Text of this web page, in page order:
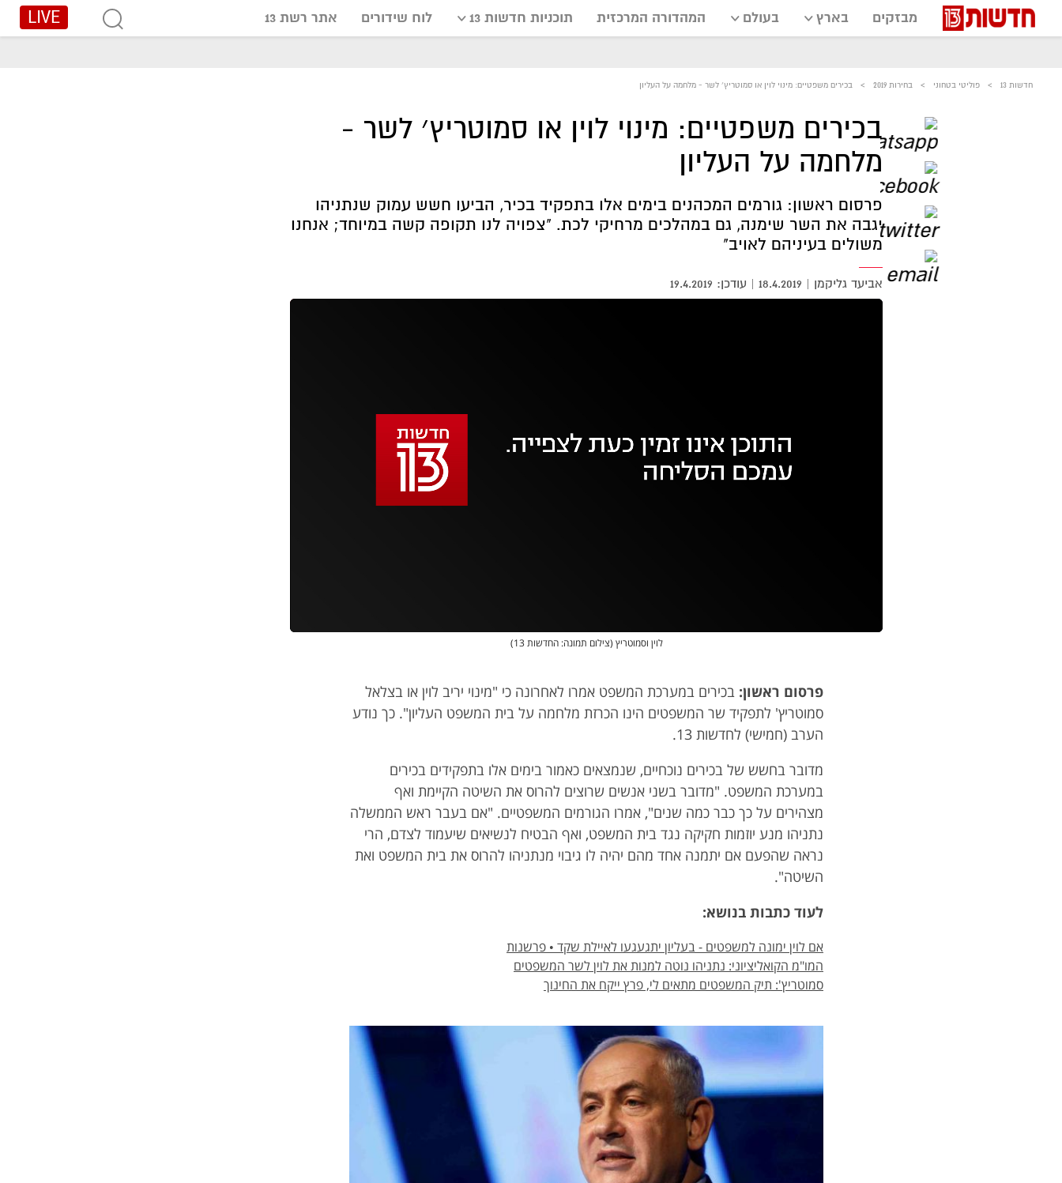
מבזקים בארץ בעולם המהדורה המרכזית תוכניות חדשות 13 לוח שידורים אתר רשת 13 LIVE
חדשות 13 פוליטי בטחוני בחירות 2019 בכירים משפטיים: מינוי לוין או סמוטריץ׳ לשר - מלחמה על העליון
בכירים משפטיים: מינוי לוין או סמוטריץ׳ לשר -
מלחמה על העליון
פרסום ראשון: גורמים המכהנים בימים אלו בתפקיד בכיר, הביעו חשש עמוק שנתניהו
יגבה את השר שימנה, גם במהלכים מרחיקי לכת. "צפויה לנו תקופה קשה במיוחד; אנחנו
משולים בעיניהם לאויב"
אביעד גליקמן |
18.4.2019
19.4.2019
אזור
אופס, משהו השתבש
לוין וסמוטריץ (צילום תמונה: החדשות 13)
פרסום ראשון: בכירים במערכת המשפט אמרו לאחרונה כי "מינוי יריב לוין או בצלאל
סמוטריץ' לתפקיד שר המשפטים הינו הכרזת מלחמה על בית המשפט העליון". כך נודע
הערב (חמישי) לחדשות 13.
מדובר בחשש של בכירים נוכחיים, שנמצאים כאמור בימים אלו בתפקידים בכירים
במערכת המשפט. "מדובר בשני אנשים שרוצים להרוס את השיטה הקיימת ואף
מצהירים על כך כבר כמה שנים", אמרו הגורמים המשפטיים. "אם בעבר ראש הממשלה
נתניהו מנע יוזמות חקיקה נגד בית המשפט, ואף הבטיח לנשיאים שיעמוד לצדם, הרי
נראה שהפעם אם יתמנה אחד מהם יהיה לו גיבוי מנתניהו להרוס את בית המשפט ואת
השיטה".
לעוד כתבות בנושא:
אם לוין ימונה למשפטים - בעליון יתגעגעו לאיילת שקד • פרשנות
המו"מ הקואליציוני: נתניהו נוטה למנות את לוין לשר המשפטים
סמוטריץ': תיק המשפטים מתאים לי, פרץ ייקח את החינוך